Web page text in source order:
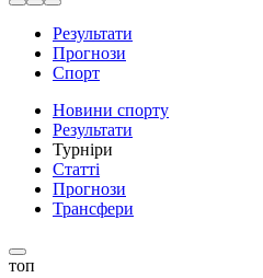
Результати
Прогнози
Спорт
Новини спорту
Результати
Турніри
Статті
Прогнози
Трансфери
топ